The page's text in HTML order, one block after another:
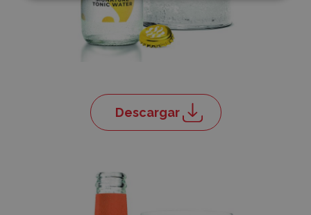
Descargar